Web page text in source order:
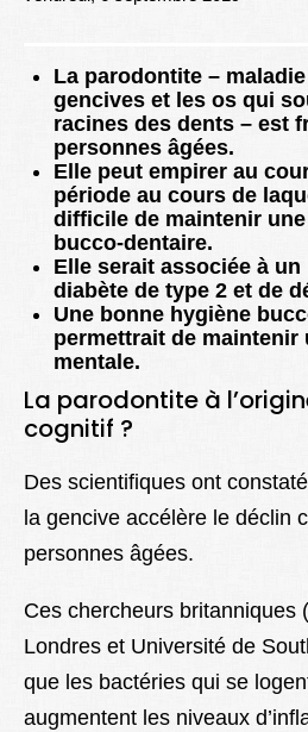
Better Health
La parodontite –
gencives et les os qui
racines des dents – est
personnes âgées.
Elle peut empirer au
période au cours de
difficile de maintenir
bucco-dentaire.
Elle serait associée à
diabète de type 2 et de
Une bonne hygiène
permettrait de maintenir
mentale.
La parodontite à
cognitif ?
Des scientifiques ont
la gencive accélère le déclin
personnes âgées.
Ces chercheurs britanniques
Londres et Université de
que les bactéries qui se
augmentent les niveaux